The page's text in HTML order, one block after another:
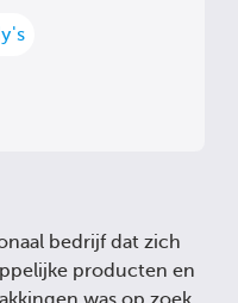
bedrijf dat zich
producten en